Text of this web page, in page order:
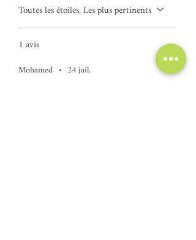
Toutes les étoiles, Les plus pertinents
1 avis
Mohamed • 24 juil.